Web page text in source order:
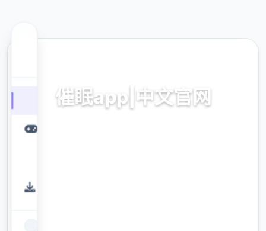
催眠app|中文官网
催眠app|中文官网。专业的游戏平台，为您提